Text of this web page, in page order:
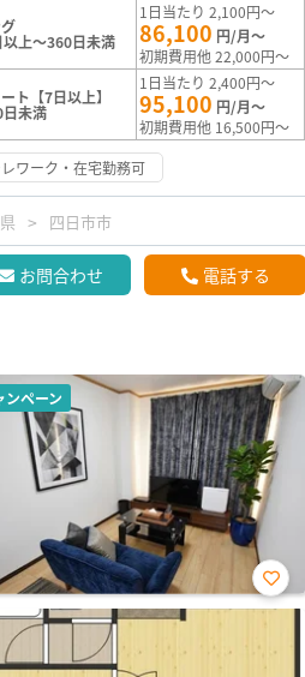
上～360日未満
1日当たり 2,100円～
86,100 円/月～
初期費用他 22,000円～
ト【7日以上】
未満
1日当たり 2,400円～
95,100 円/月～
初期費用他 16,500円～
ワーク・在宅勤務可
四日市市
お問合わせ 電話する
ンペーン
お気